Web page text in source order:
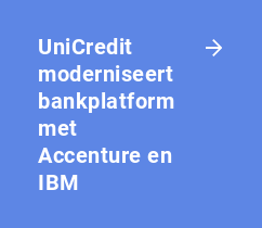
UniCredit
moderniseert
bankplatform
met
Accenture en
IBM